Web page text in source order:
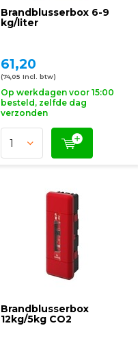
Brandblusserbox 6-9
kg/liter
61,20
(74,05 Incl. btw)
Op werkdagen voor 15:00
besteld, zelfde dag
verzonden
Brandblusserbox
12kg/5kg CO2